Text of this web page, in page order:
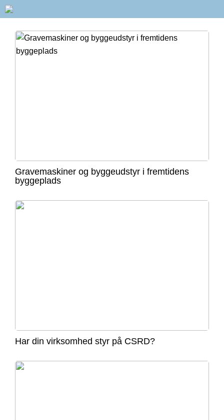
Gravemaskiner og byggeudstyr i fremtidens
byggeplads
Har din virksomhed styr på CSRD?